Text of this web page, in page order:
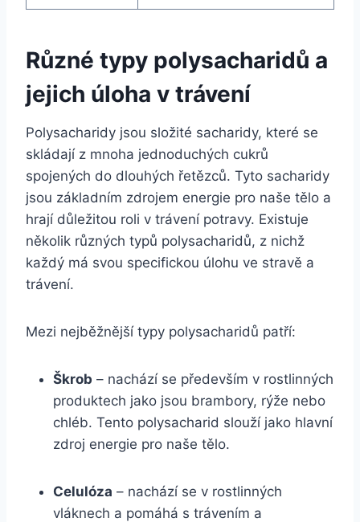
Různé typy polysacharidů a
jejich úloha v trávení
Polysacharidy jsou složité sacharidy, které se
skládají z mnoha jednoduchých cukrů
spojených do dlouhých řetězců. Tyto sacharidy
jsou základním zdrojem energie pro naše tělo a
hrají důležitou roli v trávení potravy. Existuje
několik různých typů polysacharidů, z nichž
každý má svou specifickou úlohu ve stravě a
trávení.
Mezi nejběžnější typy polysacharidů patří:
Škrob – nachází se především v rostlinných
produktech jako jsou brambory, rýže nebo
chléb. Tento polysacharid slouží jako hlavní
zdroj energie pro naše tělo.
Celulóza – nachází se v rostlinných
vláknech a pomáhá s trávením a